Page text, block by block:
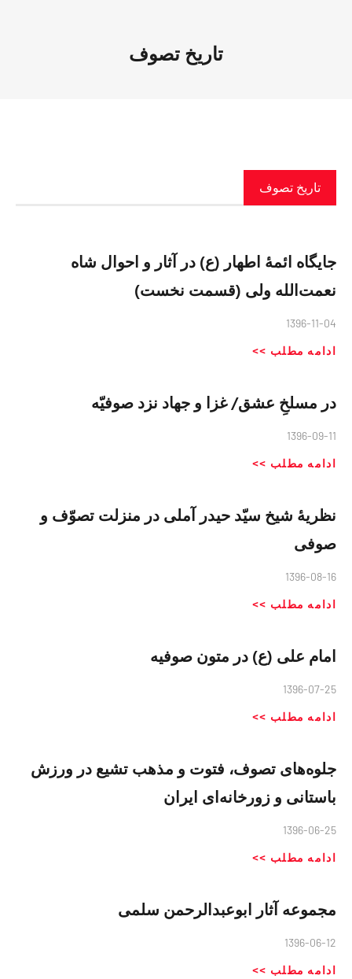
تاریخ تصوف
تاریخ تصوف
جایگاه ائمۀ اطهار (ع) در آثار و احوال شاه
نعمت‌الله ولی (قسمت نخست)
1396-11-04
ادامه مطلب >>
در مسلخِ عشق/ غزا و جهاد نزد صوفیّه
1396-09-11
ادامه مطلب >>
نظريهٔ شيخ سيّد حيدر آملى در منزلت تصوّف و
صوفى
1396-08-16
ادامه مطلب >>
امام علی (ع) در متون صوفیه
1396-07-25
ادامه مطلب >>
جلوه‌های تصوف، فتوت و مذهب تشیع در ورزش
باستانی و زورخانه‌ای ایران
1396-06-25
ادامه مطلب >>
مجموعه آثار ابوعبدالرحمن سلمی
1396-06-12
ادامه مطلب >>